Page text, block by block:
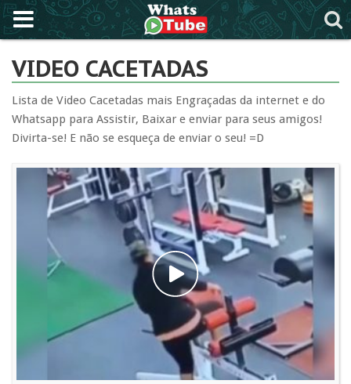
VIDEO CACETADAS
Lista de Video Cacetadas mais Engraçadas da internet e do
Whatsapp para Assistir, Baixar e enviar para seus amigos!
Divirta-se! E não se esqueça de enviar o seu! =D